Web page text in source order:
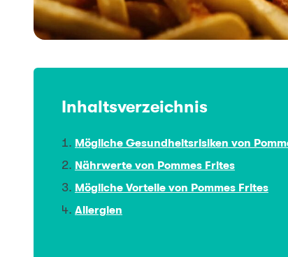
Inhaltsverzeichnis
Mögliche Gesundheitsrisiken von
Nährwerte von Pommes Frites
Mögliche Vorteile von Pommes Frites
Allergien